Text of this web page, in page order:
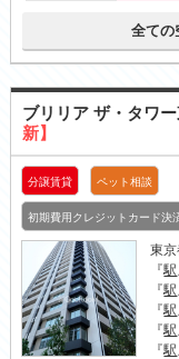
全て
ブリリア ザ・タワ
新】
分譲賃貸 ペット相談
初期費用クレジットカード決
東
『駅
『駅
『駅
『駅
『駅